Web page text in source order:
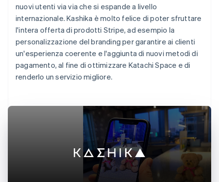
nuovi utenti via via che si espande a livello
internazionale. Kashika è molto felice di poter sfruttare
l'intera offerta di prodotti Stripe, ad esempio la
personalizzazione del branding per garantire ai clienti
un'esperienza coerente e l'aggiunta di nuovi metodi di
pagamento, al fine di ottimizzare Katachi Space e di
renderlo un servizio migliore.